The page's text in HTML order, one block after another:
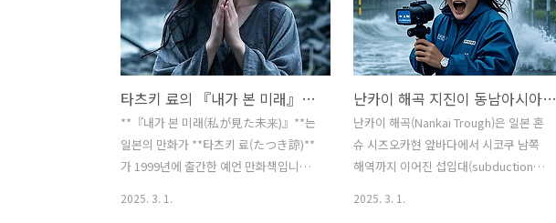
https://www.kbmaeil.com/article/202501200417383-
위반 유형 : 자동 실행 - 스치기만 해도 쿠
팡으로 진입 되는 경우- 조치 내용: 최근
30일 수익금 몰수 및 계정 해지- 관련 정
책 : 운영정책 제4.2. 이용 제한 정책이에
따라 쿠팡 파트너스 운영정책에 의거, 위
반 시점으로부터 최근 30일간 발생한 모
든 수익..
10만 년 전부터 활동을 시작한 것으로 알
려져 있으며, 현재의 산체는 약 1만 년 전
부터 형성되기 시작했습니다. 역사적으로
기록된 주요 분화는 다음과 같습니다:864
년 조간(貞観) 대분화: 대량의 용암과 화
산재를 분출하여 주변 지역에 큰 피해를
입혔습니다.1707년 호에이(宝永) 대분
화: 후지산의 마지막 분화로, 도쿄까지 화
타츠키 료의 『내가 본 미래』와 난카이 해곡 지진 예언
**『내가 본 미래(私が見た未来)』**는
일본의 만화가 **타츠키 료(たつき諒)**
가 1999년에 출간한 예언 만화책입니다.
2025. 3. 1.
난카이 해곡 지진이 동남아시아에 쓰나미를 유발할 가능성 분석
난카이 해곡(Nankai Trough)은 일본 혼
슈 시즈오카현 앞바다에서 시코쿠 남쪽
해역까지 이어진 섭입대(subduction
2025. 3. 1.